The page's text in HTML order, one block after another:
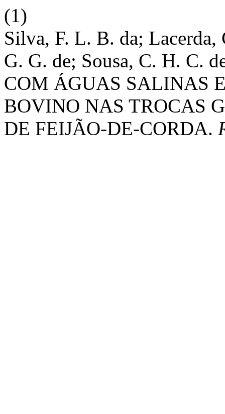
(1)
Silva, F. L. B. da; Lacerda,
G. G. de; Sousa, C. H. C.
COM ÁGUAS SALINAS
BOVINO NAS TROCAS
DE FEIJÃO-DE-CORDA.